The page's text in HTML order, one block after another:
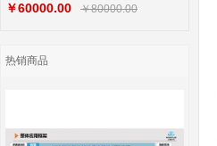
￥60000.00 ￥80000.00
热销商品